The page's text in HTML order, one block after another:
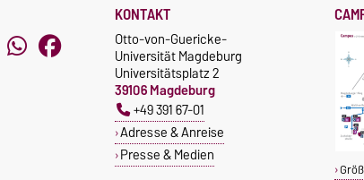
KONTAKT
Otto-von-Guericke-
Universität Magdeburg
Universitätsplatz 2
39106 Magdeburg
+49 391 67-01
Adresse & Anreise
Presse & Medien